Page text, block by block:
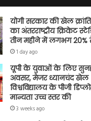
योगी सरकार की खेल
का अंतरराष्ट्रीय क्रिकेट
तीन महीने में लगभग 20%
1 day ago
यूपी के युवाओं के लिए
अवसर, मेजर ध्यानचंद खेल
विश्वविद्यालय के पीजी
मान्यता उच्च स्तर की
3 weeks ago